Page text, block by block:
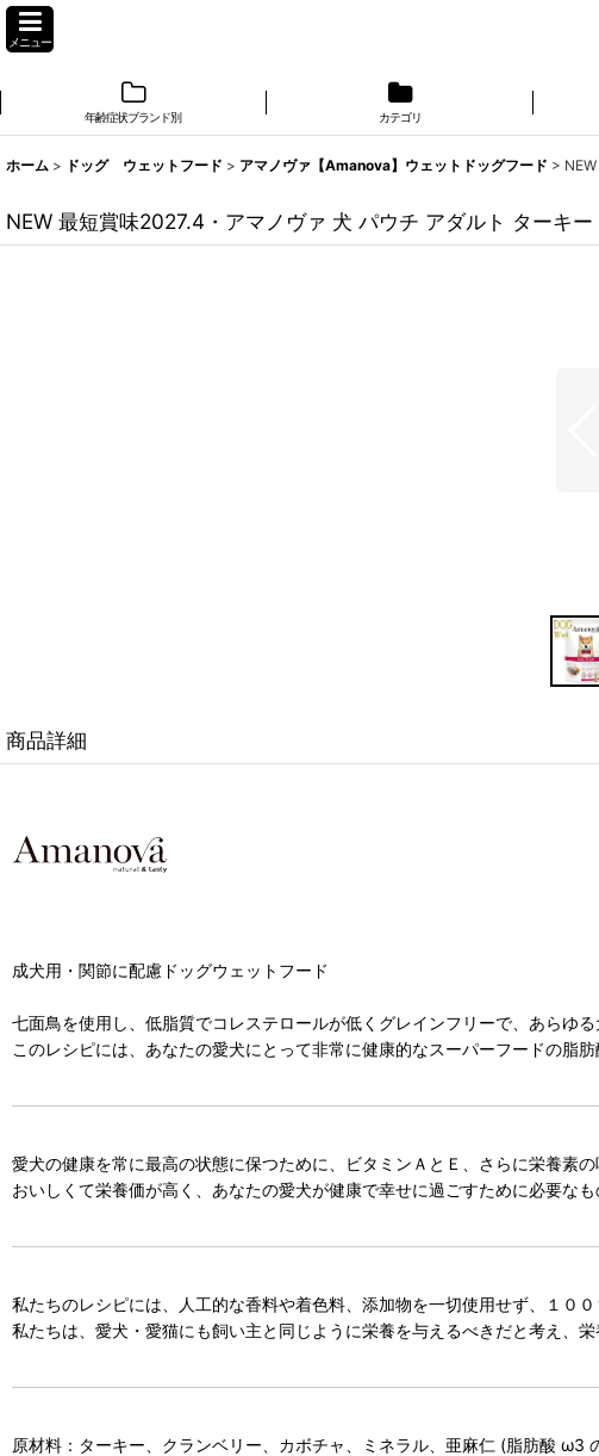
メニュー
年齢症状ブランド別 カテゴリ
ホーム > ドッグ ウェットフード > アマノヴァ【Amanova】ウェットドッグフード >
NEW 最短賞味2027.4・アマノヴァ 犬 パウチ アダルト ター
商品詳細
成犬用・関節に配慮ドッグウェットフード
七面鳥を使用し、低脂質でコレステロールが低くグレインフリーで、あらゆ
このレシピには、あなたの愛犬にとって非常に健康的なスーパーフードの脂
愛犬の健康を常に最高の状態に保つために、ビタミンＡとＥ、さらに栄養素
おいしくて栄養価が高く、あなたの愛犬が健康で幸せに過ごすために必要なも
私たちのレシピには、人工的な香料や着色料、添加物を一切使用せず、１０
私たちは、愛犬・愛猫にも飼い主と同じように栄養を与えるべきだと考え、
原材料：ターキー、クランベリー、カボチャ、ミネラル、亜麻仁 (脂肪酸